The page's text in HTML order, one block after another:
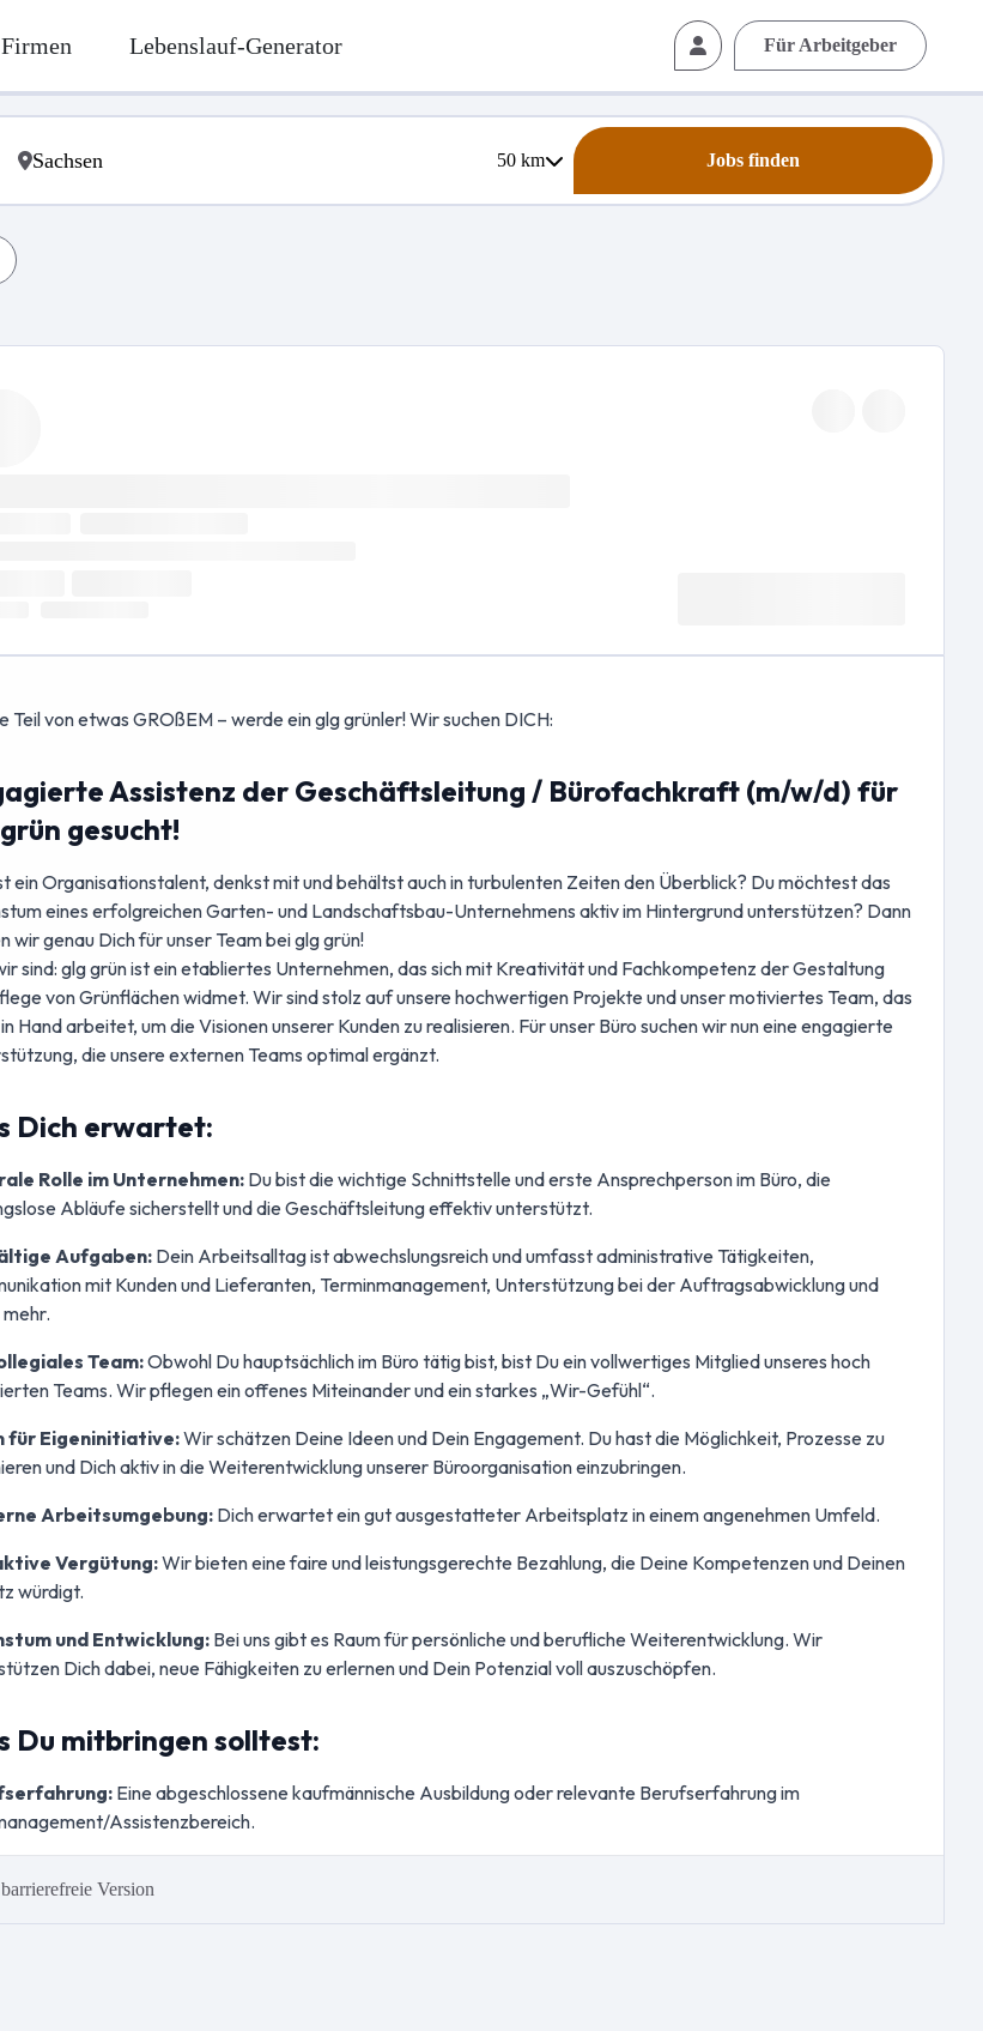
Firmen Lebenslauf-Generator Für Arbeitgeber
50km Jobs finden
barrierefreie Version